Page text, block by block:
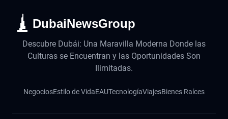
DubaiNewsGroup
Descubre Dubái: Una Maravilla Moderna Donde las
Culturas se Encuentran y las Oportunidades Son
Ilimitadas.
NegociosEstilo de VidaEAUTecnologíaViajesBienes Raíces